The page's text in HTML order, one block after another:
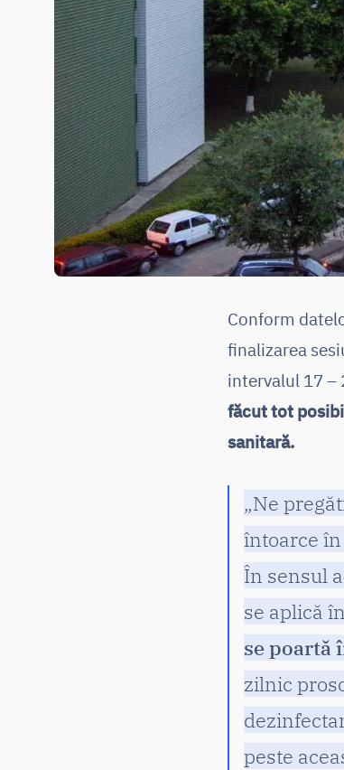
Conform
finalizarea
intervalul 17 –
făcut tot
sanitară.
„Ne
întoarce
În sensul
se aplică
se poartă
zilnic
peste